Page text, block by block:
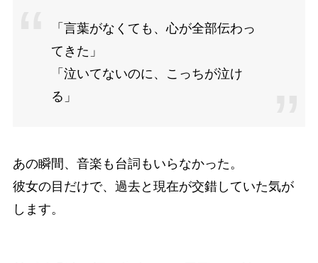
「言葉がなくても、心が全部伝わっ
てきた」
「泣いてないのに、こっちが泣け
る」
あの瞬間、音楽も台詞もいらなかった。
彼女の目だけで、過去と現在が交錯していた気が
します。